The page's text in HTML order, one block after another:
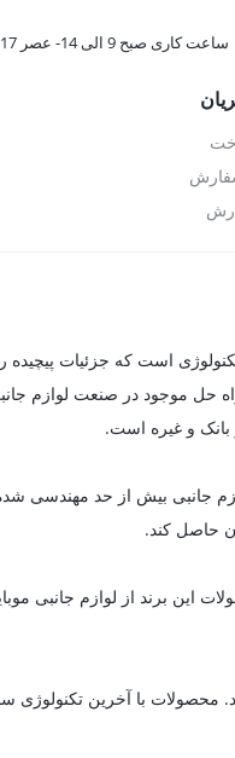
ساعت کاری صبح 9 الی 14- عصر 17 الی 22 به غیر از تعطیلات رسمی
حل موجود در صنعت لوازم
بانک و غیره است.
جانبی بیش از حد
حاصل کند.
برند از لوازم جانبی
با آخرین تکنولوژی